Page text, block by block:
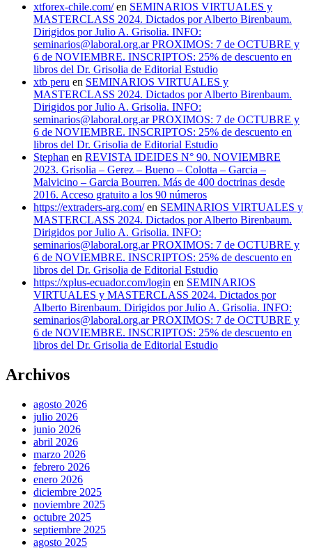
xtforex-chile.com/en SEMINARIOS VIRTUALES y
MASTERCLASS 2024. Dictados por Alberto Birenbaum.
Dirigidos por Julio A. Grisolia. INFO:
seminarios@laboral.org.ar PROXIMOS: 7 de OCTUBRE y
6 de NOVIEMBRE. INSCRIPTOS: 25% de descuento en
libros del Dr. Grisolia de Editorial Estudio
xtb peru en SEMINARIOS VIRTUALES y
MASTERCLASS 2024. Dictados por Alberto Birenbaum.
Dirigidos por Julio A. Grisolia. INFO:
seminarios@laboral.org.ar PROXIMOS: 7 de OCTUBRE y
6 de NOVIEMBRE. INSCRIPTOS: 25% de descuento en
libros del Dr. Grisolia de Editorial Estudio
Stephan en REVISTA IDEIDES N° 90. NOVIEMBRE
2023. Grisolia – Gerez – Bueno – Colotta – Garcia –
Malvicino – Garcia Bourren. Más de 400 doctrinas desde
2016. Acceso gratuito a los 90 números
https://extraders-arg.com/en SEMINARIOS VIRTUALES y
MASTERCLASS 2024. Dictados por Alberto Birenbaum.
Dirigidos por Julio A. Grisolia. INFO:
seminarios@laboral.org.ar PROXIMOS: 7 de OCTUBRE y
6 de NOVIEMBRE. INSCRIPTOS: 25% de descuento en
libros del Dr. Grisolia de Editorial Estudio
https://xplus-ecuador.com/login en SEMINARIOS
VIRTUALES y MASTERCLASS 2024. Dictados por
Alberto Birenbaum. Dirigidos por Julio A. Grisolia. INFO:
seminarios@laboral.org.ar PROXIMOS: 7 de OCTUBRE y
6 de NOVIEMBRE. INSCRIPTOS: 25% de descuento en
libros del Dr. Grisolia de Editorial Estudio
Archivos
agosto 2026
julio 2026
junio 2026
abril 2026
marzo 2026
febrero 2026
enero 2026
diciembre 2025
noviembre 2025
octubre 2025
septiembre 2025
agosto 2025